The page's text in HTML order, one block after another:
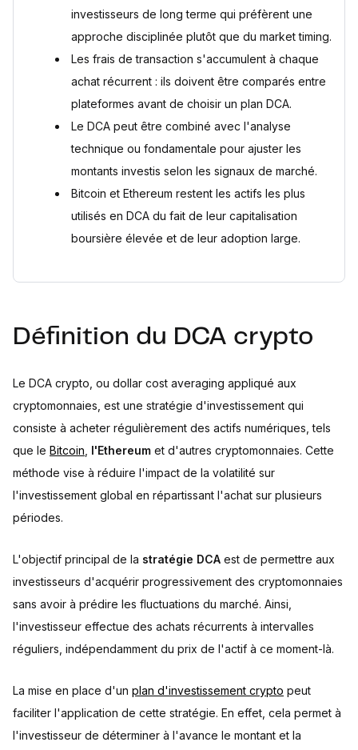
investisseurs de long terme qui préfèrent une
approche disciplinée plutôt que du market timing.
Les frais de transaction s'accumulent à chaque
achat récurrent : ils doivent être comparés entre
plateformes avant de choisir un plan DCA.
Le DCA peut être combiné avec l'analyse
technique ou fondamentale pour ajuster les
montants investis selon les signaux de marché.
Bitcoin et Ethereum restent les actifs les plus
utilisés en DCA du fait de leur capitalisation
boursière élevée et de leur adoption large.
Définition du DCA crypto
Le DCA crypto, ou dollar cost averaging appliqué aux
cryptomonnaies, est une stratégie d'investissement qui
consiste à acheter régulièrement des actifs numériques, tels
que le Bitcoin l'Ethereum et d'autres cryptomonnaies. Cette
méthode vise à réduire l'impact de la volatilité sur
l'investissement global en répartissant l'achat sur plusieurs
périodes.
L'objectif principal de la stratégie DCA est de permettre aux
investisseurs d'acquérir progressivement des cryptomonnaies
sans avoir à prédire les fluctuations du marché. Ainsi,
l'investisseur effectue des achats récurrents à intervalles
réguliers, indépendamment du prix de l'actif à ce moment-là.
La mise en place d'un plan d'investissement crypto peut
faciliter l'application de cette stratégie. En effet, cela permet à
l'investisseur de déterminer à l'avance le montant et la